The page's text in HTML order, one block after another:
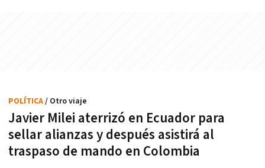
Javier Milei aterrizó en Ecuador para
sellar alianzas y después asistirá al
traspaso de mando en Colombia
POLÍTICA/ Otro viaje